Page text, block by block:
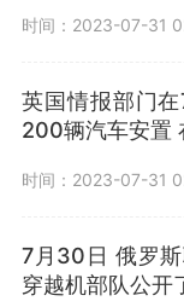
时间：2023-07-31
英国情报部门
200辆汽车安置
时间：2023-07-31
7月30日 俄罗
穿越机部队公开